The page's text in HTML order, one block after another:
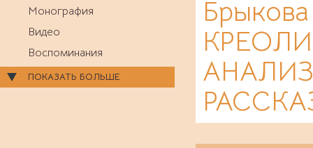
Монография
Видео
Воспоминания
ПОКАЗАТЬ БОЛЬШЕ